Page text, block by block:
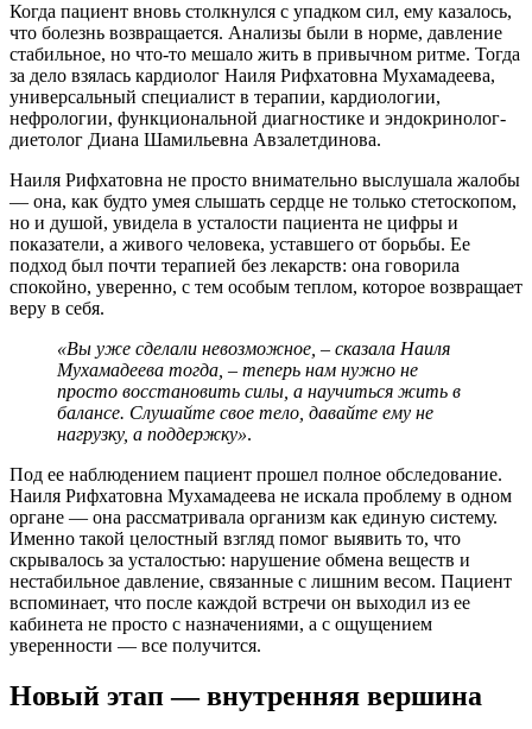
Когда пациент вновь столкнулся с упадком сил, ему казалось,
что болезнь возвращается. Анализы были в норме, давление
стабильное, но что-то мешало жить в привычном ритме. Тогда
за дело взялась кардиолог Наиля Рифхатовна Мухамадеева,
универсальный специалист в терапии, кардиологии,
нефрологии, функциональной диагностике и эндокринолог-
диетолог Диана Шамильевна Авзалетдинова.
Наиля Рифхатовна не просто внимательно выслушала жалобы
— она, как будто умея слышать сердце не только стетоскопом,
но и душой, увидела в усталости пациента не цифры и
показатели, а живого человека, уставшего от борьбы. Ее
подход был почти терапией без лекарств: она говорила
спокойно, уверенно, с тем особым теплом, которое возвращает
веру в себя.
«Вы уже сделали невозможное, – сказала Наиля
Мухамадеева тогда, – теперь нам нужно не
просто восстановить силы, а научиться жить в
балансе. Слушайте свое тело, давайте ему не
нагрузку, а поддержку».
Под ее наблюдением пациент прошел полное обследование.
Наиля Рифхатовна Мухамадеева не искала проблему в одном
органе — она рассматривала организм как единую систему.
Именно такой целостный взгляд помог выявить то, что
скрывалось за усталостью: нарушение обмена веществ и
нестабильное давление, связанные с лишним весом. Пациент
вспоминает, что после каждой встречи он выходил из ее
кабинета не просто с назначениями, а с ощущением
уверенности — все получится.
Новый этап — внутренняя вершина